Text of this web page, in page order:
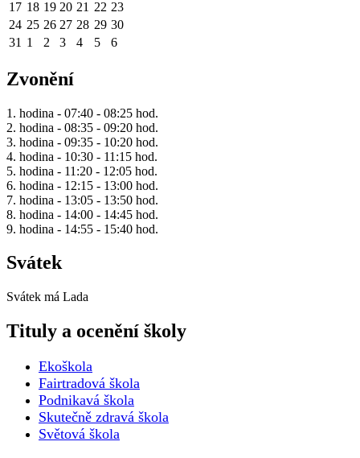
17 18 19 20 21 22 23
24 25 26 27 28 29 30
31 1 2 3 4 5 6
Zvonění
1. hodina - 07:40 - 08:25 hod.
2. hodina - 08:35 - 09:20 hod.
3. hodina - 09:35 - 10:20 hod.
4. hodina - 10:30 - 11:15 hod.
5. hodina - 11:20 - 12:05 hod.
6. hodina - 12:15 - 13:00 hod.
7. hodina - 13:05 - 13:50 hod.
8. hodina - 14:00 - 14:45 hod.
9. hodina - 14:55 - 15:40 hod.
Svátek
Svátek má Lada
Tituly a ocenění školy
Ekoškola
Fairtradová škola
Podnikavá škola
Skutečně zdravá škola
Světová škola